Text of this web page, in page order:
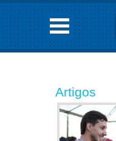
Artigos